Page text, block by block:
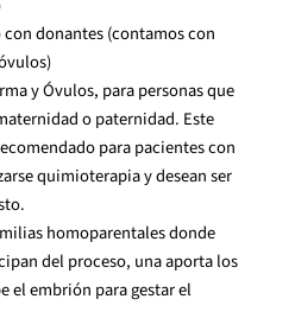
donantes (contamos con
y Óvulos, para personas que
o paternidad. Este
para pacientes con
quimioterapia y desean ser
homoparentales donde
del proceso, una aporta los
el embrión para gestar el